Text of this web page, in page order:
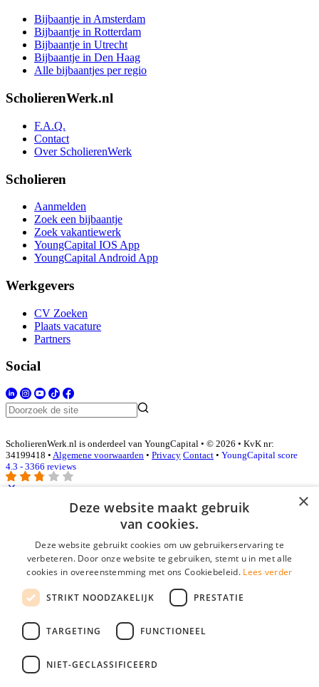
Bijbaantje in Amsterdam
Bijbaantje in Rotterdam
Bijbaantje in Utrecht
Bijbaantje in Den Haag
Alle bijbaantjes per regio
ScholierenWerk.nl
F.A.Q.
Contact
Over ScholierenWerk
Scholieren
Aanmelden
Zoek een bijbaantje
Zoek vakantiewerk
YoungCapital IOS App
YoungCapital Android App
Werkgevers
CV Zoeken
Plaats vacature
Partners
Social
ScholierenWerk.nl is onderdeel van YoungCapital • © 2026 • KvK nr:
34199418 • Algemene voorwaarden • Privacy Contact • YoungCapital score
4.3 - 3366 reviews
Inloggen als bedrijf
E-mail*
Wachtwoord
login gegevens onthouden
login
Bedrijf aanmelden
×
Deze website maakt gebruik
van cookies.
Deze website gebruikt cookies om uw gebruikerservaring te
verbeteren. Door onze website te gebruiken, stemt u in met alle
cookies in overeenstemming met ons Cookiebeleid. Lees verder
STRIKT NOODZAKELIJK PRESTATIE
TARGETING FUNCTIONEEL
NIET-GECLASSIFICEERD